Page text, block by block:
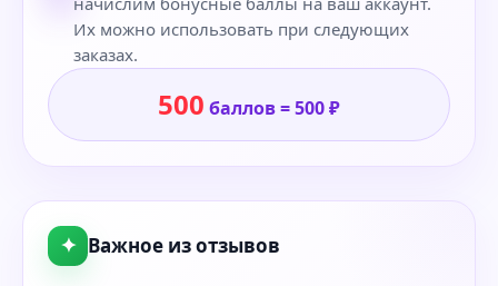
Их можно использовать при следующих
заказах.
500 баллов = 500 ₽
✦ Важное из отзывов